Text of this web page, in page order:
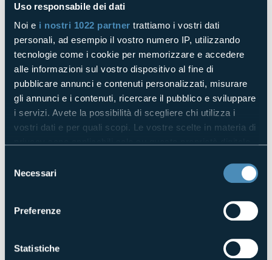
Uso responsabile dei dati
Noi e i nostri 1022 partner trattiamo i vostri dati
personali, ad esempio il vostro numero IP, utilizzando
tecnologie come i cookie per memorizzare e accedere
alle informazioni sul vostro dispositivo al fine di
pubblicare annunci e contenuti personalizzati, misurare
gli annunci e i contenuti, ricercare il pubblico e sviluppare
i servizi. Avete la possibilità di scegliere chi utilizza i
vostri dati e per quali scopi. Le vostre scelte in materia di
modificare o revocare il proprio consenso in qualsiasi
momento dalla Dichiarazione sui cookie o facendo clic
raccogliere informazioni sulla tua posizione
delNecessari
Preferenze
Statistiche
Grazie alla nuova partnership, i clienti potranno contare sul
know-how e sulle soluzioni tecnologiche di entrambe le
aziende.Scopri di più!
Condividi questo articolo
Potrebbero interessarti